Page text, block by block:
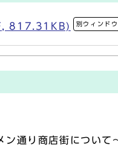
817.31KB) 別ウィンド
通り商店街について